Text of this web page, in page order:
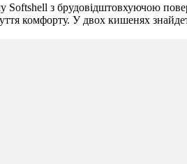
Softshell з брудовідштовхуючою
комфорту. У двох кишенях